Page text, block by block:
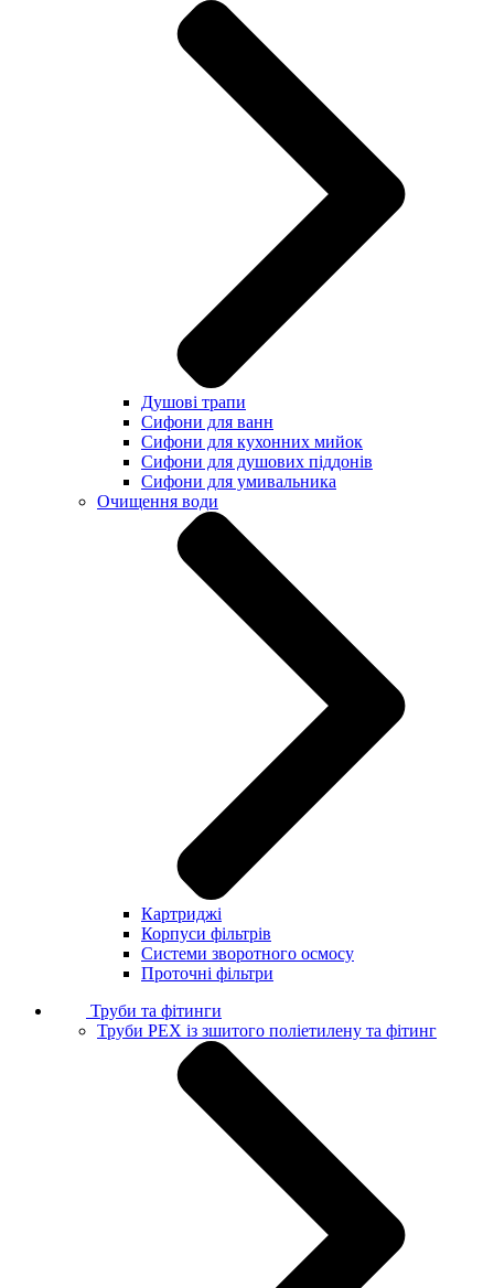
Душові трапи
Сифони для ванн
Сифони для кухонних мийок
Сифони для душових піддонів
Сифони для умивальника
Очищення води
Картриджі
Корпуси фільтрів
Системи зворотного осмосу
Проточні фільтри
Труби та фітинги
Труби PEX із зшитого поліетилену та фітинг